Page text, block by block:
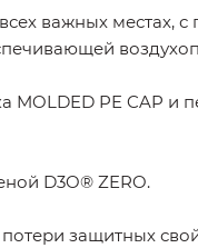
важных местах, с
PE CAP и
D3O® ZERO.
защитных